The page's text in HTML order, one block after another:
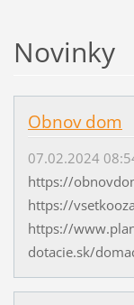
Novinky
Obnov dom
07.02.2024
https://
https://
https://
dotacie.sk/